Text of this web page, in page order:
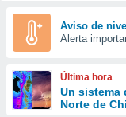
y
forma
digital
basada
Aviso de
Alerta
Última hora
Un sistema
Norte de